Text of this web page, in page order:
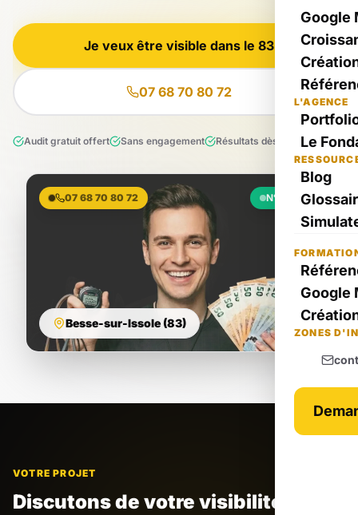
Google
L'AGENCE
Le
Blog
Google
ZONES
Je veux être visible dans le 83
07 68 70 80 72
Audit gratuit offert Sans engagement Résultats dès le 1er mois
07 68 70 80 72
Besse-sur-Issole (83)
N°1 Local
VOTRE PROJET
Discutons de votre visibilité